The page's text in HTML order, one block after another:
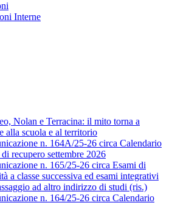
Interne
Nolan e Terracina: il mito torna a
alla scuola e al territorio
n. 164A/25-26 circa Calendario
recupero settembre 2026
n. 165/25-26 circa Esami di
a classe successiva ed esami integrativi
ad altro indirizzo di studi (ris.)
n. 164/25-26 circa Calendario